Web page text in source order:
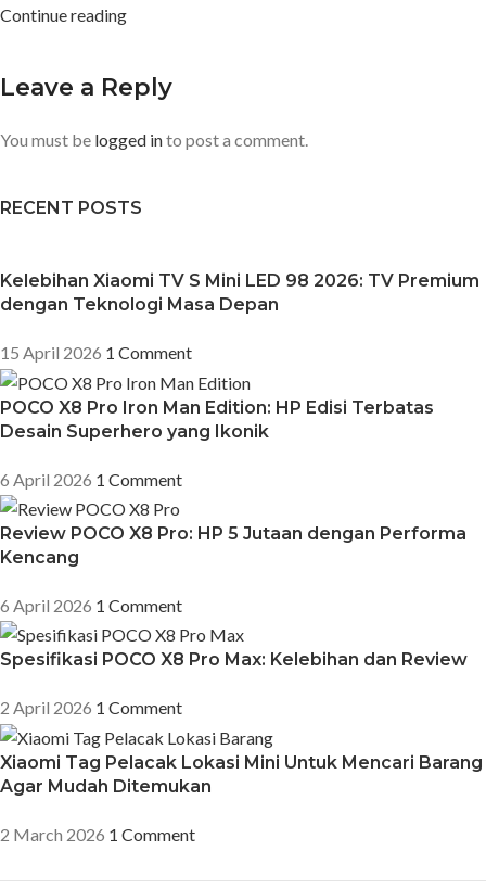
Continue reading
Leave a Reply
You must be logged into post a comment.
RECENT POSTS
Kelebihan Xiaomi TV S Mini LED 98 2026: TV Premium
dengan Teknologi Masa Depan
15 April 2026 1 Comment
POCO X8 Pro Iron Man Edition: HP Edisi Terbatas
Desain Superhero yang Ikonik
6 April 2026 1 Comment
Review POCO X8 Pro: HP 5 Jutaan dengan Performa
Kencang
6 April 2026 1 Comment
Spesifikasi POCO X8 Pro Max: Kelebihan dan Review
2 April 2026 1 Comment
Xiaomi Tag Pelacak Lokasi Mini Untuk Mencari Barang
Agar Mudah Ditemukan
2 March 2026 1 Comment